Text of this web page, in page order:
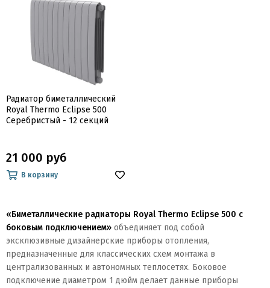
Радиатор биметаллический
Royal Thermo Eclipse 500
Серебристый - 12 секций
21 000 руб
В корзину
«Биметаллические радиаторы Royal Thermo Eclipse 500 с
боковым подключением» объединяет под собой
эксклюзивные дизайнерские приборы отопления,
предназначенные для классических схем монтажа в
централизованных и автономных теплосетях. Боковое
подключение диаметром 1 дюйм делает данные приборы